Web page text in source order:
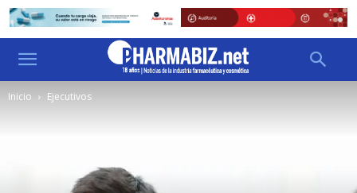
Inicio Ejecutivos